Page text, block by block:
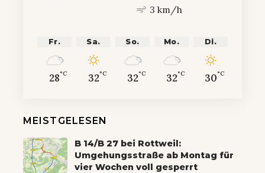
3 km/h
Fr.
28°C
Sa.
32°C
So.
32°C
Mo.
32°C
Di.
30°C
MEISTGELESEN
B 14/B 27 bei Rottweil:
Umgehungsstraße ab Montag für
vier Wochen voll gesperrt